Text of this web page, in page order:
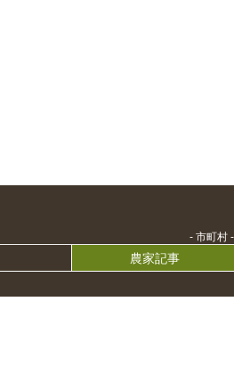
- 市町村 -
農家記事